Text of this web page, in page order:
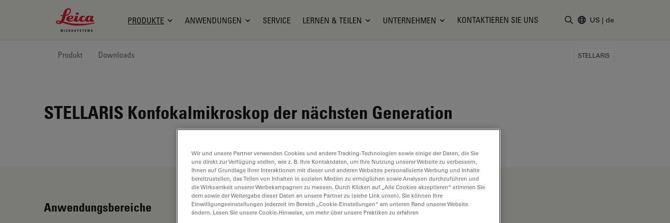
Leica Microsystems Logo
PRODUKTE ANWENDUNGEN SERVICE LERNEN & TEILEN UNTERNEHMEN KONTAKTIEREN SIE UNS US | de
Produkt Downloads STELLARIS
STELLARIS Konfokalmikroskop der nächsten Generation
Anwendungsbereiche
Wir und unsere Partner verwenden Cookies und andere Tracking-Technologien sowie einige der Daten, die Sie
uns direkt zur Verfügung stellen, wie z. B. Ihre Kontaktdaten, um Ihre Nutzung unserer Website zu verbessern,
Ihnen auf Grundlage Ihrer Interaktionen mit dieser und anderen Websites personalisierte Werbung und Inhalte
bereitzustellen, das Teilen von Inhalten in sozialen Medien zu ermöglichen sowie Analysen durchzuführen und
die Wirksamkeit unserer Werbekampagnen zu messen. Durch Klicken auf „Alle Cookies akzeptieren“ stimmen Sie
dem sowie der Weitergabe dieser Daten an unsere Partner zu (siehe Link unten). Sie können Ihre
Einwilligungseinstellungen jederzeit im Bereich „Cookie-Einstellungen“ am unteren Rand unserer Website
ändern. Lesen Sie unsere Cookie-Hinweise, um mehr über unsere Praktiken zu erfahren